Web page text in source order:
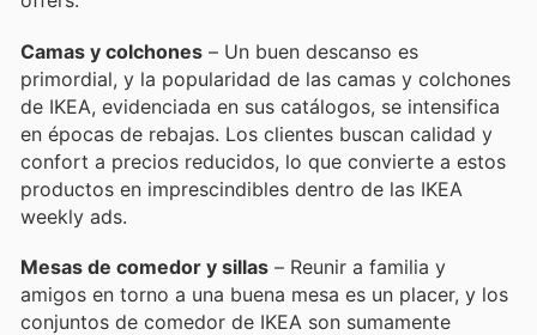
Camas y colchones – Un buen descanso es
primordial, y la popularidad de las camas y colchones
de IKEA, evidenciada en sus catálogos, se intensifica
en épocas de rebajas. Los clientes buscan calidad y
confort a precios reducidos, lo que convierte a estos
productos en imprescindibles dentro de las IKEA
weekly ads.
Mesas de comedor y sillas – Reunir a familia y
amigos en torno a una buena mesa es un placer, y los
conjuntos de comedor de IKEA son sumamente